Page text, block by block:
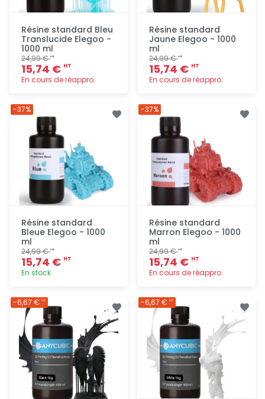
Résine standard Bleu
Translucide Elegoo -
1000 ml
24,99 €HT
15,74 € HT
En cours de réappro.
Résine standard
Jaune Elegoo - 1000
ml
24,99 €HT
15,74 € HT
En cours de réappro.
Résine standard
Bleue Elegoo - 1000
ml
24,99 €HT
15,74 € HT
En stock
-37%
Résine standard
Marron Elegoo - 1000
ml
24,99 €HT
15,74 € HT
En cours de réappro.
-37%
-6,67 € HT -6,67 € HT